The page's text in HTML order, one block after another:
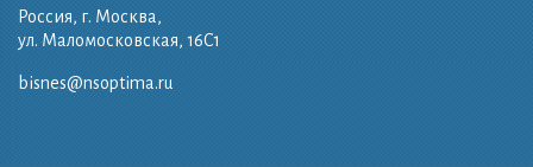
Россия, г. Москва,
ул. Маломосковская, 16C1
bisnes@nsoptima.ru